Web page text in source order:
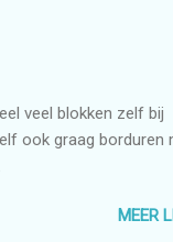
veel blokken zelf bij
ook graag borduren
MEER